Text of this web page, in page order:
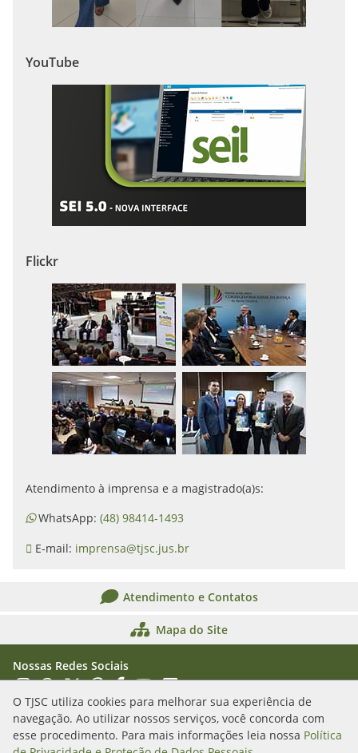
O TJSC utiliza cookies para melhorar sua experiência de
navegação. Ao utilizar nossos serviços, você concorda com
esse procedimento. Para mais informações leia nossa Política
YouTube
Flickr
Atendimento à imprensa e a magistrado(a)s:
WhatsApp: (48) 98414-1493
E-mail: imprensa@tjsc.jus.br
Atendimento e Contatos
Mapa do Site
Nossas Redes Sociais
Acessar Instagram
Acessar WhatsApp
Acessar XAcessar Threads
Acessar Facebook
Acessar YouTube
Acessar Flickr
Acessar SoundCloud
Rua Álvaro Millen da Silveira, n. 208
Florianópolis/SC - CEP: 88020-901